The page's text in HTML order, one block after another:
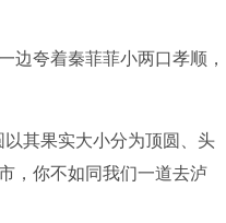
夸着秦菲菲小两口孝顺，
其果实大小分为顶圆、头
，你不如同我们一道去泸